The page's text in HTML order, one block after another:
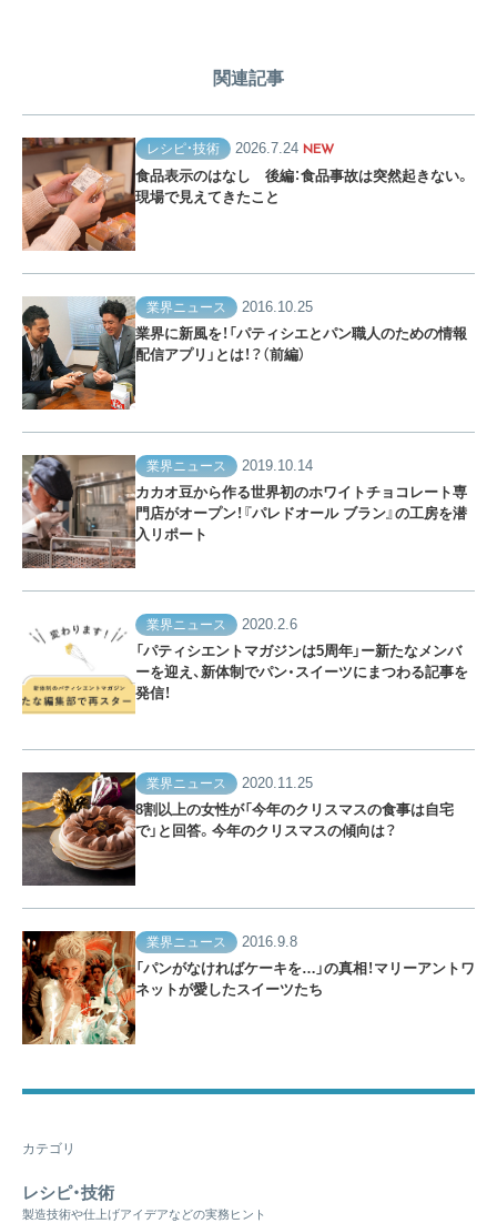
関連記事
レシピ・技術 2026.7.24 NEW
食品表示のはなし 後編：食品事故は突然起きない。
現場で見えてきたこと
業界ニュース
2016.10.25
業界に新風を！「パティシエとパン職人のための情報
配信アプリ」とは！？（前編）
業界ニュース
2019.10.14
カカオ豆から作る世界初のホワイトチョコレート専
門店がオープン！『パレドオール ブラン』の工房を潜
入リポート
業界ニュース
2020.2.6
「パティシエントマガジンは5周年」ー新たなメンバ
ーを迎え、新体制でパン・スイーツにまつわる記事を
発信！
業界ニュース
2020.11.25
8割以上の女性が「今年のクリスマスの食事は自宅
で」と回答。今年のクリスマスの傾向は？
業界ニュース
2016.9.8
「パンがなければケーキを…」の真相！マリーアントワ
ネットが愛したスイーツたち
カテゴリ
レシピ・技術
製造技術や仕上げアイデアなどの実務ヒント